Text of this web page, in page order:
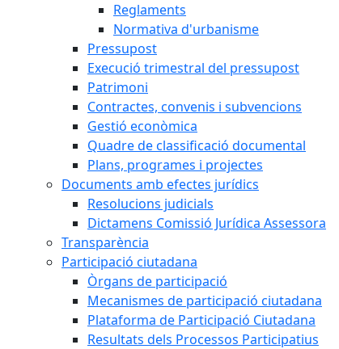
Reglaments
Normativa d'urbanisme
Pressupost
Execució trimestral del pressupost
Patrimoni
Contractes, convenis i subvencions
Gestió econòmica
Quadre de classificació documental
Plans, programes i projectes
Documents amb efectes jurídics
Resolucions judicials
Dictamens Comissió Jurídica Assessora
Transparència
Participació ciutadana
Òrgans de participació
Mecanismes de participació ciutadana
Plataforma de Participació Ciutadana
Resultats dels Processos Participatius